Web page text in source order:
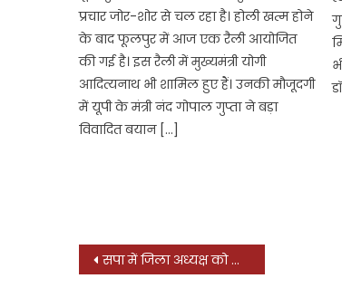
प्रचार जोर-शोर से चल रहा है। होली खत्म होने
के बाद फूलपुर में आज एक रैली आयोजित
की गई है। इस रैली में मुख्यमंत्री योगी
आदित्यनाथ भी शामिल हुए हैं। उनकी मौजूदगी
में यूपी के मंत्री नंद गोपाल गुप्ता ने बड़ा
विवादित बयान […]
Post
सपा में जिला अध्यक्ष को लेकर मंथन तेज, लोधी समाज के समर्थन से महेंद्र सिंह लोधी सबसे मजबूत दावेदार, पार्टी की राष्ट्रीय सचिव और लोधी संगठन उतरा समर्थन में, सपा सुप्रीमो अखिलेश यादव को लिखा पत्र